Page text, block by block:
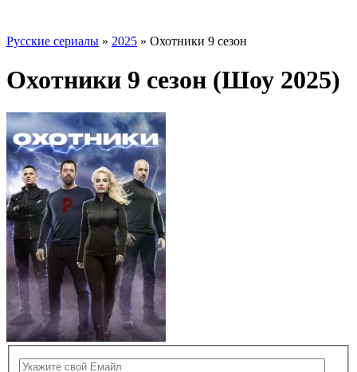
Русские сериалы » 2025 » Охотники 9 сезон
Охотники 9 сезон (Шоу 2025)